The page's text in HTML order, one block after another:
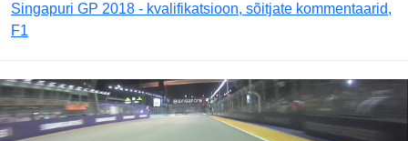
Singapuri GP 2018 - kvalifikatsioon, sõitjate kommentaarid,
F1